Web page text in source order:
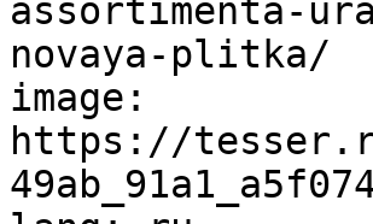
assortimenta-
novaya-plitka/
image:
https://